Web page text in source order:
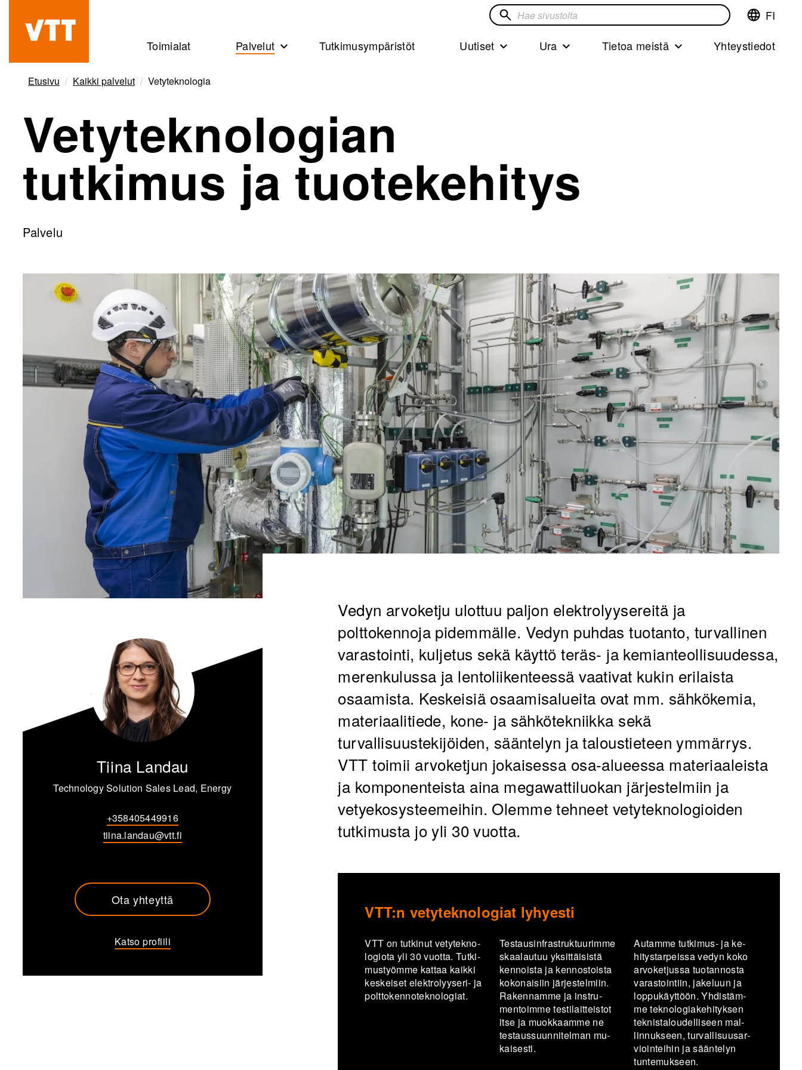
pääsisältöön
Beyond
the
obvious
Vaihda
kieliFinnish
FI
Hae
Toimialat Palvelut Tutkimusympäristöt Uutiset Ura Tietoa meistä Yhteystiedot
Etusivu Kaikki palvelut Vetyteknologia
Vetyteknologian
tutkimus ja tuotekehitys
Palvelu
Vedyn arvoketju ulottuu paljon elektrolyysereitä ja
polttokennoja pidemmälle. Vedyn puhdas tuotanto, turvallinen
varastointi, kuljetus sekä käyttö teräs- ja kemianteollisuudessa,
merenkulussa ja lentoliikenteessä vaativat kukin erilaista
osaamista. Keskeisiä osaamisalueita ovat mm. sähkökemia,
materiaalitiede, kone- ja sähkötekniikka sekä
turvallisuustekijöiden, sääntelyn ja taloustieteen ymmärrys.
VTT toimii arvoketjun jokaisessa osa-alueessa materiaaleista
ja komponenteista aina megawattiluokan järjestelmiin ja
vetyekosysteemeihin. Olemme tehneet vetyteknologioiden
tutkimusta jo yli 30 vuotta.
VTT:n vetyteknologiat lyhyesti
VTT on tut­ki­nut ve­ty­tek­no­
lo­gio­ta yli 30 vuot­ta. Tut­ki­
mus­työm­me kat­taa kaik­ki
kes­kei­set elektrolyyseri-​ ja
polt­to­ken­no­tek­no­lo­giat.
Tes­tausin­fra­struk­tuu­rim­me
skaa­lau­tuu yk­sit­täi­sis­tä
ken­nois­ta ja ken­nos­tois­ta
ko­ko­nai­siin jär­jes­tel­miin.
Ra­ken­nam­me ja in­stru­
men­toim­me tes­ti­lait­teis­tot
itse ja muok­kaam­me ne
tes­taus­suun­ni­tel­man mu­
kai­ses­ti.
Au­tam­me tutkimus-​ ja ke­
hi­tys­tar­peis­sa vedyn koko
ar­vo­ket­jus­sa tuo­tan­nos­ta
va­ras­toin­tiin, ja­ke­luun ja
lop­pu­käyt­töön. Yh­dis­täm­
me tek­no­lo­gia­ke­hi­tyk­sen
tek­nis­ta­lou­del­li­seen mal­
lin­nuk­seen, tur­val­li­suusar­
vioin­tei­hin ja sään­te­lyn
tun­te­muk­seen.
Tiina Landau
Technology Solution Sales Lead, Energy
+358405449916
tiina.landau@vtt.fi
Ota yhteyttä
Katso profiili